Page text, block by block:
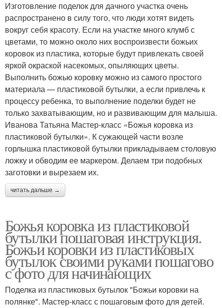
Изготовление поделок для дачного участка очень
распространено в силу того, что люди хотят видеть
вокруг себя красоту. Если на участке много клумб с
цветами, то можно около них воспроизвести божьих
коровок из пластика, которые будут привлекать своей
яркой окраской насекомых, опыляющих цветы.
Выполнить божью коровку можно из самого простого
материала — пластиковой бутылки, а если привлечь к
процессу ребенка, то выполнение поделки будет не
только захватывающим, но и развивающим для малыша.
Иванова Татьяна Мастер-класс «Божья коровка из
пластиковой бутылки». К сужающей части возле
горлышка пластиковой бутылки прикладываем столовую
ложку и обводим ее маркером. Делаем три подобных
заготовки и вырезаем их.
читать дальше →
Божья коровка из пластиковой
бутылки пошаговая инструкция.
Божьи коровки из пластиковых
бутылок своими руками пошагово
с фото для начинающих
Поделка из пластиковых бутылок "Божьи коровки на
полянке". Мастер-класс с пошаговым фото для детей.